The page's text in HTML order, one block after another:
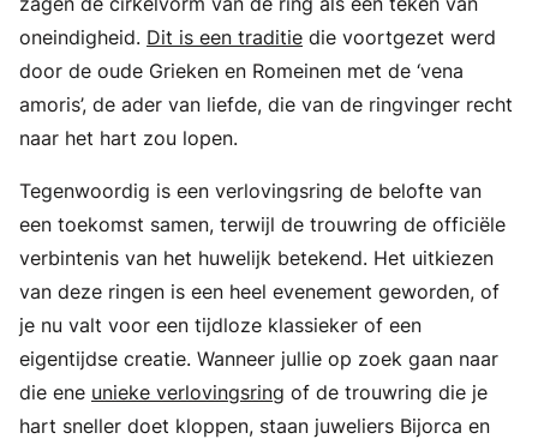
oneindigheid. Dit is een traditie die voortgezet werd
door de oude Grieken en Romeinen met de ‘vena
amoris’, de ader van liefde, die van de ringvinger recht
naar het hart zou lopen.
Tegenwoordig is een verlovingsring de belofte van
een toekomst samen, terwijl de trouwring de officiële
verbintenis van het huwelijk betekend. Het uitkiezen
van deze ringen is een heel evenement geworden, of
je nu valt voor een tijdloze klassieker of een
eigentijdse creatie. Wanneer jullie op zoek gaan naar
die ene unieke verlovingsring of de trouwring die je
hart sneller doet kloppen, staan juweliers Bijorca en